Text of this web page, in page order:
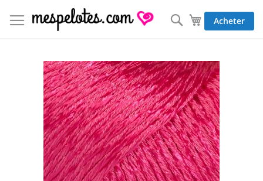
au
contenu
Mon panier
Acheter
Rechercher